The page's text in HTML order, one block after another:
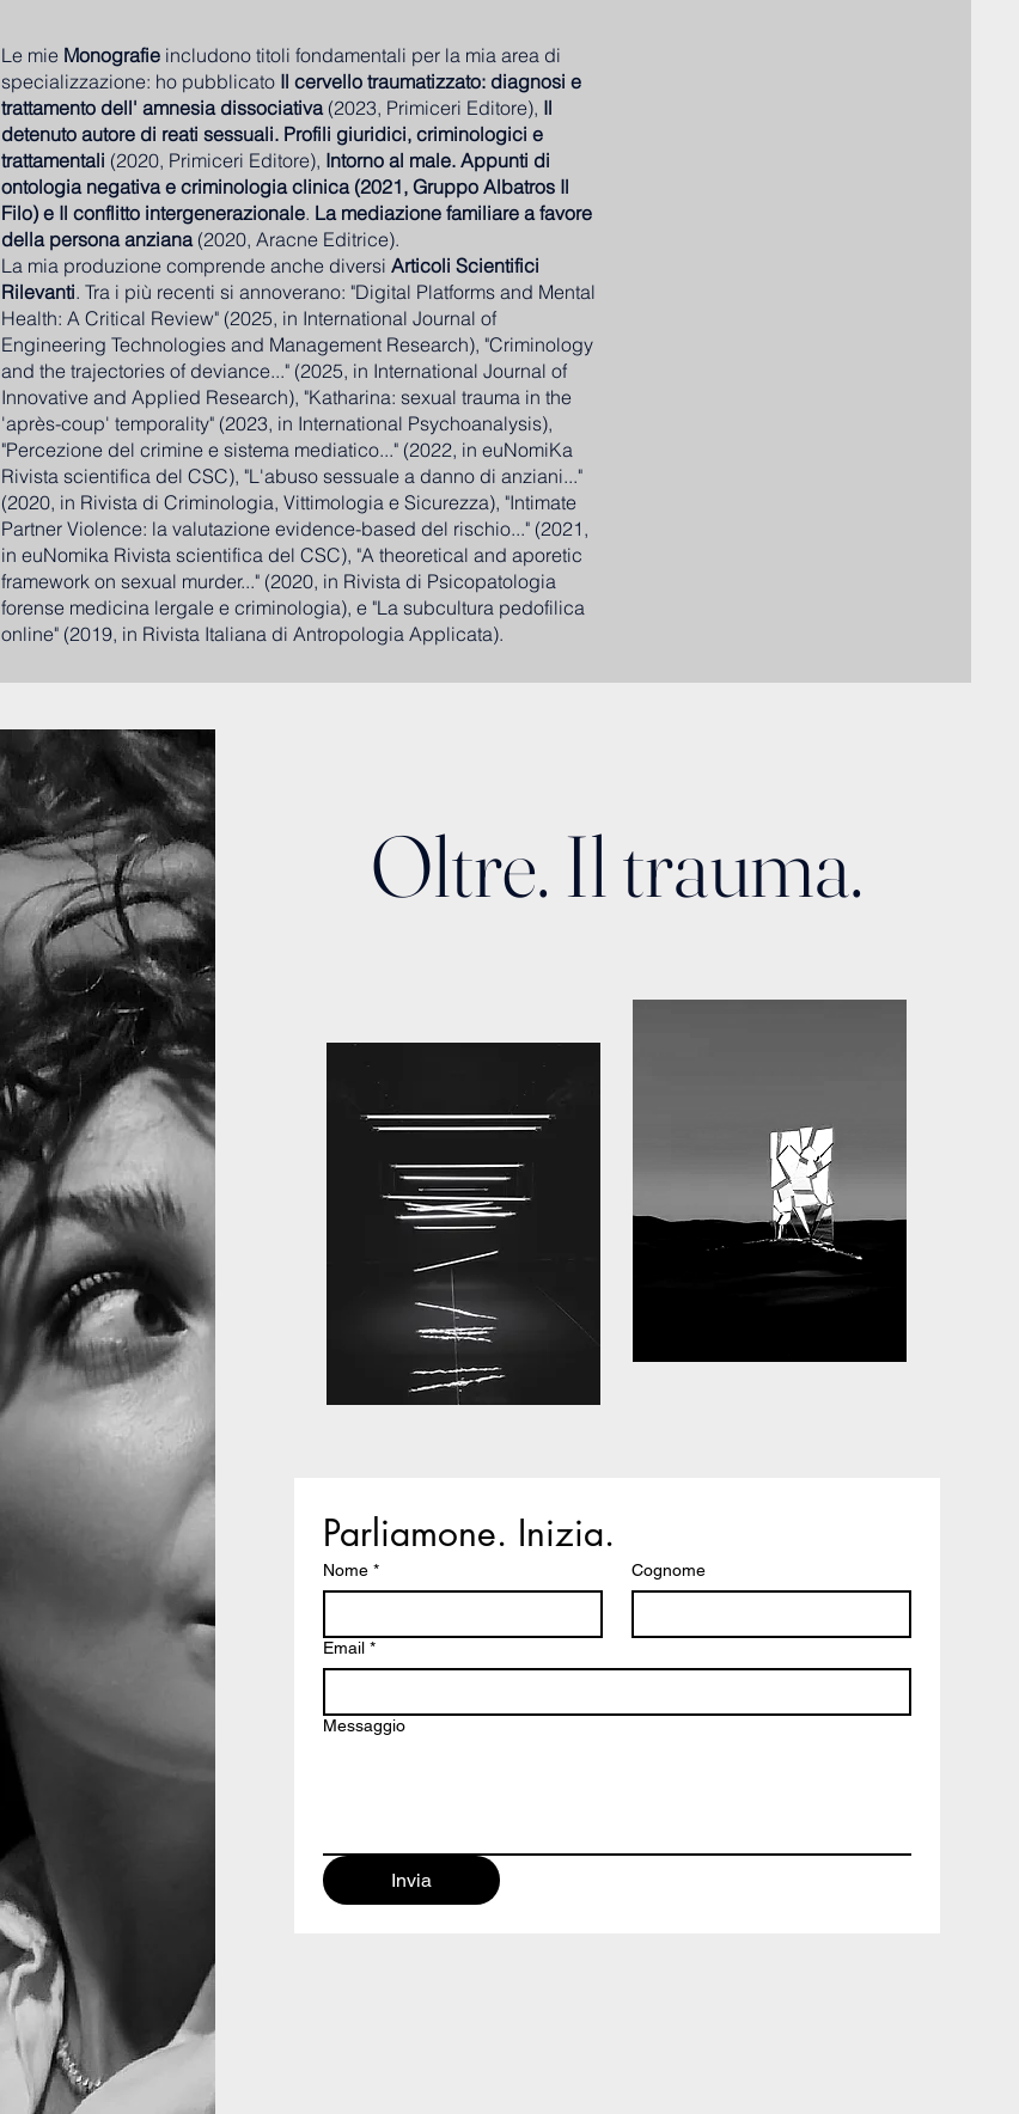
Le mie Monografie includono titoli fondamentali per la mia area di
specializzazione: ho pubblicato Il cervello traumatizzato: diagnosi e
trattamento dell' amnesia dissociativa (2023, Primiceri Editore), Il
detenuto autore di reati sessuali. Profili giuridici, criminologici e
trattamentali (2020, Primiceri Editore), Intorno al male. Appunti di
ontologia negativa e criminologia clinica (2021, Gruppo Albatros Il
Filo) e Il conflitto intergenerazionale. La mediazione familiare a favore
della persona anziana (2020, Aracne Editrice).
La mia produzione comprende anche diversi Articoli Scientifici
Rilevanti. Tra i più recenti si annoverano: "Digital Platforms and Mental
Health: A Critical Review" (2025, in International Journal of
Engineering Technologies and Management Research), "Criminology
and the trajectories of deviance..." (2025, in International Journal of
Innovative and Applied Research), "Katharina: sexual trauma in the
'après-coup' temporality" (2023, in International Psychoanalysis),
"Percezione del crimine e sistema mediatico..." (2022, in euNomiKa
Rivista scientifica del CSC), "L'abuso sessuale a danno di anziani..."
(2020, in Rivista di Criminologia, Vittimologia e Sicurezza), "Intimate
Partner Violence: la valutazione evidence-based del rischio..." (2021,
in euNomika Rivista scientifica del CSC), "A theoretical and aporetic
framework on sexual murder..." (2020, in Rivista di Psicopatologia
forense medicina lergale e criminologia), e "La subcultura pedofilica
online" (2019, in Rivista Italiana di Antropologia Applicata).
Oltre. Il trauma.
Parliamone. Inizia.
Nome * Cognome
Email *
Messaggio
Invia